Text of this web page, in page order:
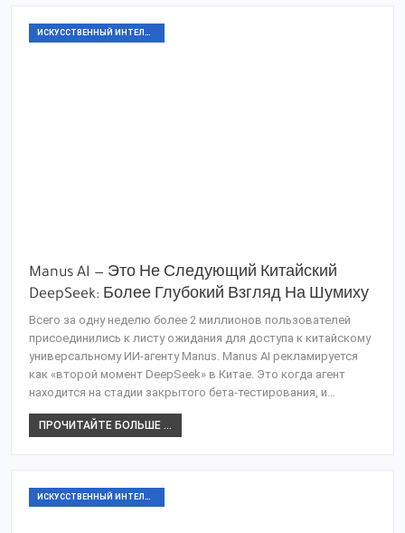
ИСКУССТВЕННЫЙ ИНТЕЛЛЕКТ
Manus AI — Это Не Следующий Китайский
DeepSeek: Более Глубокий Взгляд На Шумиху
Всего за одну неделю более 2 миллионов пользователей
присоединились к листу ожидания для доступа к китайскому
универсальному ИИ-агенту Manus. Manus AI рекламируется
как «второй момент DeepSeek» в Китае. Это когда агент
находится на стадии закрытого бета-тестирования, и…
ПРОЧИТАЙТЕ БОЛЬШЕ ...
ИСКУССТВЕННЫЙ ИНТЕЛЛЕКТ